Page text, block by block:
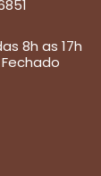
8h as 17h